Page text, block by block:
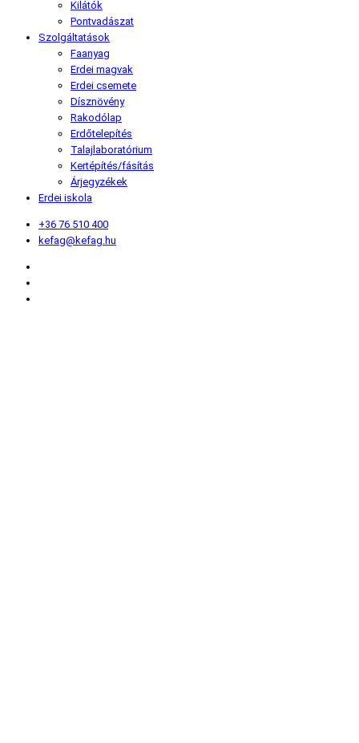
Kilátók
Pontvadászat
Szolgáltatások
Faanyag
Erdei magvak
Erdei csemete
Dísznövény
Rakodólap
Erdőtelepítés
Talajlaboratórium
Kertépítés/fásítás
Árjegyzékek
Erdei iskola
+36 76 510 400
kefag@kefag.hu